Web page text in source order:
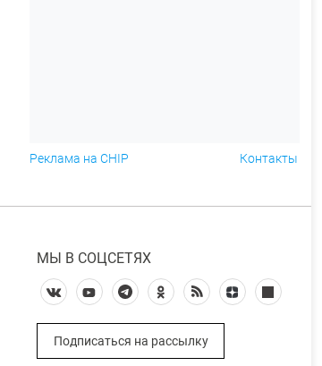
Реклама на CHIP Контакты
МЫ В СОЦСЕТЯХ
Подписаться на рассылку